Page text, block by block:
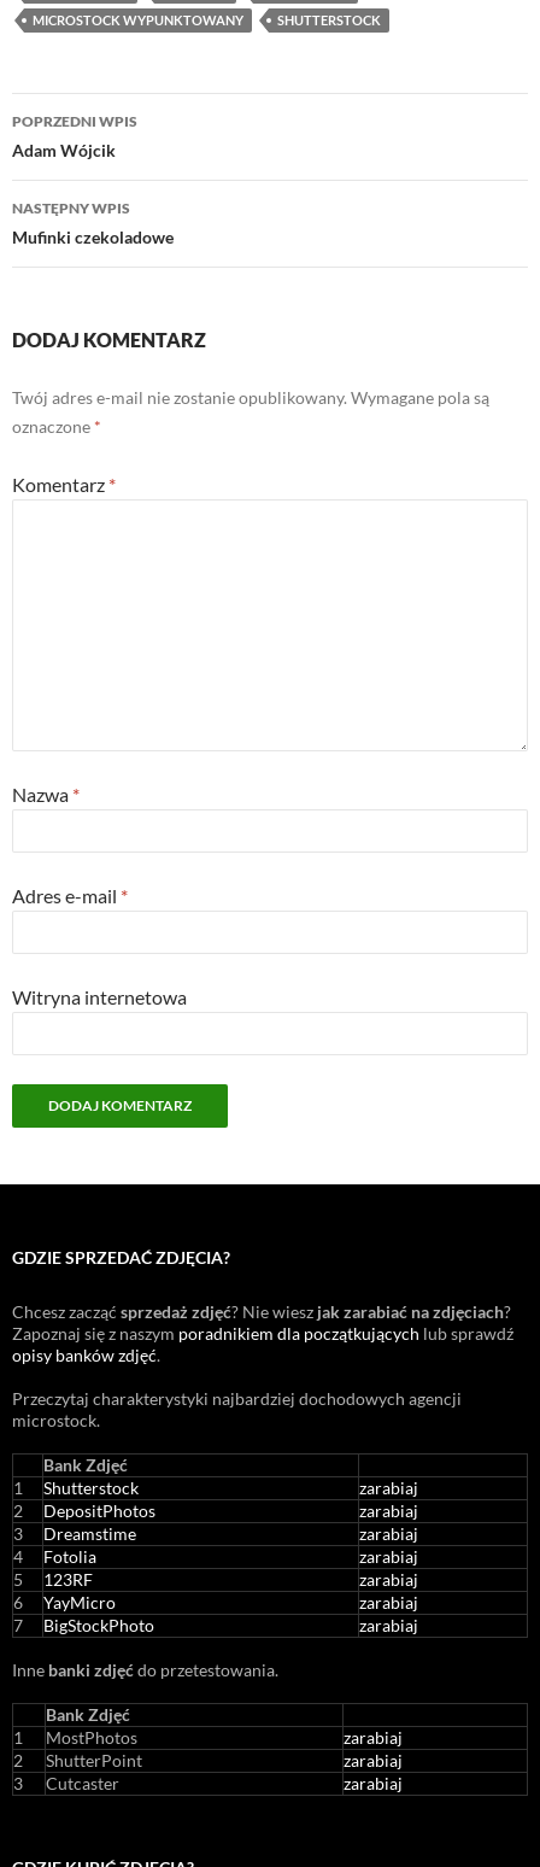
MICROSTOCK WYPUNKTOWANY
SHUTTERSTOCK
Nawigacja
wpisu
POPRZEDNI WPIS
Adam Wójcik
NASTĘPNY WPIS
Mufinki czekoladowe
DODAJ KOMENTARZ
Twój adres e-mail nie zostanie opublikowany. Wymagane pola są
oznaczone *
Komentarz *
Nazwa *
Adres e-mail *
Witryna internetowa
GDZIE SPRZEDAĆ ZDJĘCIA?
Chcesz zacząć sprzedaż zdjęć? Nie wiesz jak zarabiać na zdjęciach?
Zapoznaj się z naszym poradnikiem dla początkujących lub sprawdź
opisy banków zdjęć.
Przeczytaj charakterystyki najbardziej dochodowych agencji
microstock.
Bank Zdjęć
1
Shutterstock
zarabiaj
2
DepositPhotos
zarabiaj
3
Dreamstime
zarabiaj
4
Fotolia
zarabiaj
5
123RF
zarabiaj
6
YayMicro
zarabiaj
7
BigStockPhoto zarabiaj
Inne banki zdjęćdo przetestowania.
Bank Zdjęć
1
MostPhotos
zarabiaj
2
ShutterPoint
zarabiaj
3
Cutcaster zarabiaj